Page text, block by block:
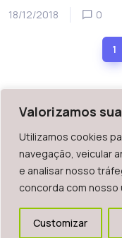
Valorizamos
Utilizamos cookies
navegação, veicular
e analisar nosso
concorda com nosso
Customizar
18/12/2018 0
1
WAZ - Av. do
Telefone: +55 (31)
Todos os direitos
ou